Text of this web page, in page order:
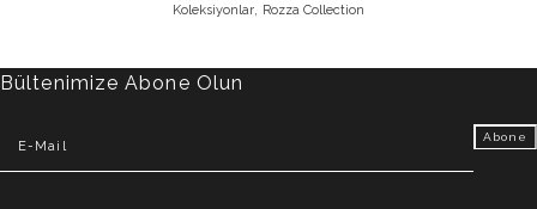
Koleksiyonlar Rozza Collection
Bültenimize Abone Olun